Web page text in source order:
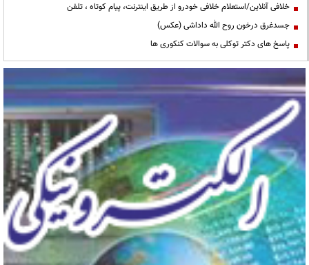
خلافی آنلاین/استعلام خلافی خودرو از طریق اینترنت، پیام کوتاه ، تلفن
جسدغرق درخون روح الله داداشی (عکس)
پاسخ های دکتر توکلی به سوالات کنکوری ها